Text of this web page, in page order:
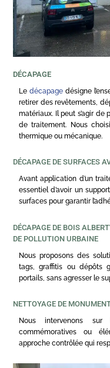
DÉCAPAGE
Ledécapage désigne
retirer des revêtements,
matériaux. Il peut s’agir
de traitement. Nous
thermique ou mécanique.
DÉCAPAGE DE SURFACES
Avant application d’un
essentiel d’avoir un
surfaces pour garantir
DÉCAPAGE DE BOIS
DE POLLUTION URBAINE
Nous proposons des
tags, graffitis ou dépôts
portails, sans agresser le
NETTOYAGE DE
Nous intervenons
commémoratives ou
approche contrôlée qui